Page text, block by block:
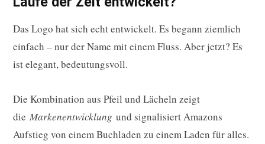
Das Logo hat sich echt entwickelt. Es begann ziemlich
einfach – nur der Name mit einem Fluss. Aber jetzt? Es
ist elegant, bedeutungsvoll.
Die Kombination aus Pfeil und Lächeln zeigt
die Markenentwicklung und signalisiert Amazons
Aufstieg von einem Buchladen zu einem Laden für alles.